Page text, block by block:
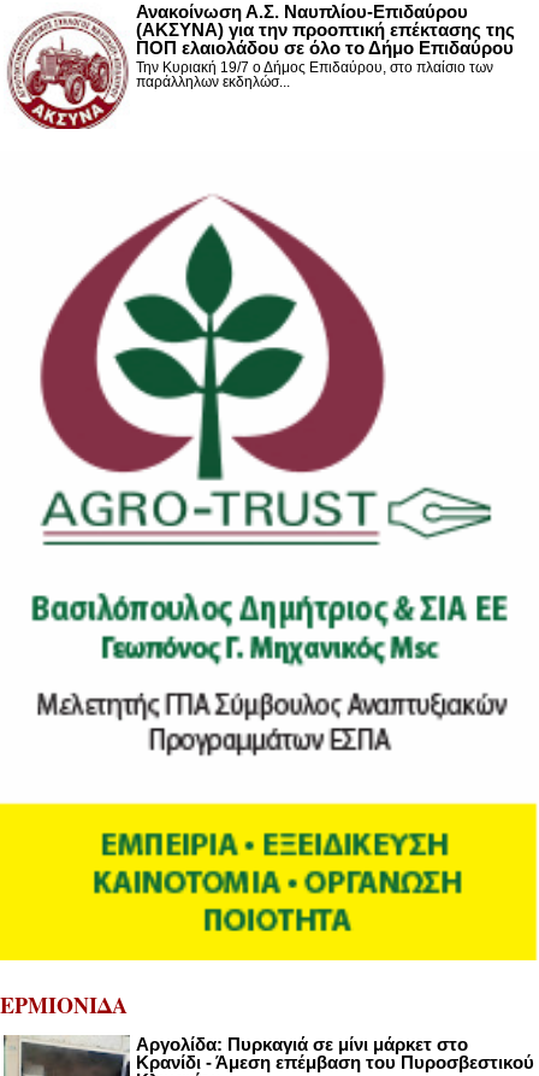
Ανακοίνωση Α.Σ. Ναυπλίου-Επιδαύρου
(ΑΚΣΥΝΑ) για την προοπτική επέκτασης της
ΠΟΠ ελαιολάδου σε όλο το Δήμο Επιδαύρου
Την Κυριακή 19/7 ο Δήμος Επιδαύρου, στο πλαίσιο των
παράλληλων εκδηλώσ...
ΕΡΜΙΟΝΙΔΑ
Αργολίδα: Πυρκαγιά σε μίνι μάρκετ στο
Κρανίδι - Άμεση επέμβαση του Πυροσβεστικού